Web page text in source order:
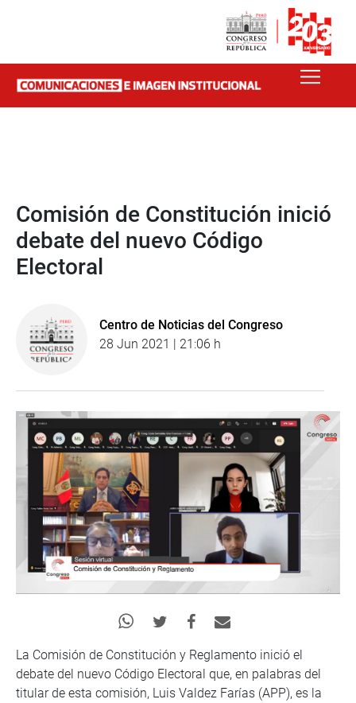
Comisión de Constitución inició
debate del nuevo Código
Electoral
Centro de Noticias del Congreso
28 Jun 2021 | 21:06 h
La Comisión de Constitución y Reglamento inició el
debate del nuevo Código Electoral que, en palabras del
titular de esta comisión, Luis Valdez Farías (APP), es la